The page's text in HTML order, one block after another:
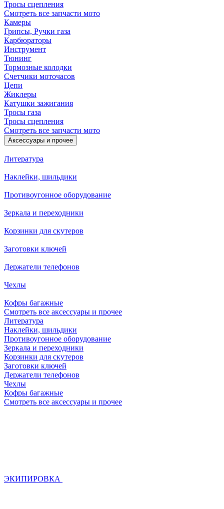
Тросы сцепления
Смотреть все запчасти мото
Камеры
Грипсы, Ручки газа
Карбюраторы
Инструмент
Тюнинг
Тормозные колодки
Счетчики моточасов
Цепи
Жиклеры
Катушки зажигания
Тросы газа
Тросы сцепления
Смотреть все запчасти мото
Аксессуары и прочее
Литература
Наклейки, шильдики
Противоугонное оборудование
Зеркала и переходники
Корзинки для скутеров
Заготовки ключей
Держатели телефонов
Чехлы
Кофры багажные
Смотреть все аксессуары и прочее
Литература
Наклейки, шильдики
Противоугонное оборудование
Зеркала и переходники
Корзинки для скутеров
Заготовки ключей
Держатели телефонов
Чехлы
Кофры багажные
Смотреть все аксессуары и прочее
ЭКИПИРОВКА